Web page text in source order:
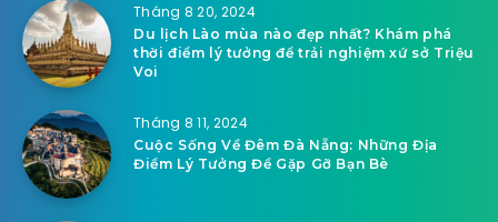
Tháng 8 20, 2024
Du lịch Lào mùa nào đẹp nhất? Khám phá
thời điểm lý tưởng để trải nghiệm xứ sở Triệu
Voi
Tháng 8 11, 2024
Cuộc Sống Về Đêm Đà Nẵng: Những Địa
Điểm Lý Tưởng Để Gặp Gỡ Bạn Bè